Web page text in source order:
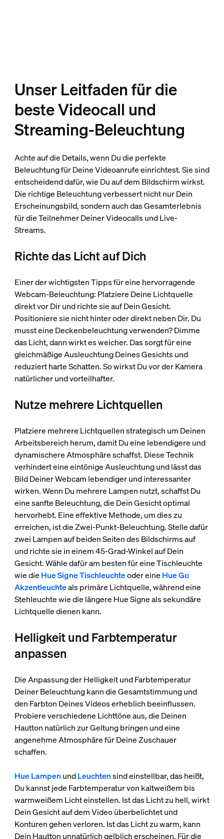
Unser Leitfaden für die
beste Videocall und
Streaming-Beleuchtung
Achte auf die Details, wenn Du die perfekte
Beleuchtung für Deine Videoanrufe einrichtest. Sie sind
entscheidend dafür, wie Du auf dem Bildschirm wirkst.
Die richtige Beleuchtung verbessert nicht nur Dein
Erscheinungsbild, sondern auch das Gesamterlebnis
für die Teilnehmer Deiner Videocalls und Live-
Streams.
Richte das Licht auf Dich
Einer der wichtigsten Tipps für eine hervorragende
Webcam-Beleuchtung: Platziere Deine Lichtquelle
direkt vor Dir und richte sie auf Dein Gesicht.
Positioniere sie nicht hinter oder direkt neben Dir. Du
musst eine Deckenbeleuchtung verwenden? Dimme
das Licht, dann wirkt es weicher. Das sorgt für eine
gleichmäßige Ausleuchtung Deines Gesichts und
reduziert harte Schatten. So wirkst Du vor der Kamera
natürlicher und vorteilhafter.
Nutze mehrere Lichtquellen
Platziere mehrere Lichtquellen strategisch um Deinen
Arbeitsbereich herum, damit Du eine lebendigere und
dynamischere Atmosphäre schaffst. Diese Technik
verhindert eine eintönige Ausleuchtung und lässt das
Bild Deiner Webcam lebendiger und interessanter
wirken. Wenn Du mehrere Lampen nutzt, schaffst Du
eine sanfte Beleuchtung, die Dein Gesicht optimal
hervorhebt. Eine effektive Methode, um dies zu
erreichen, ist die Zwei-Punkt-Beleuchtung. Stelle dafür
zwei Lampen auf beiden Seiten des Bildschirms auf
und richte sie in einem 45-Grad-Winkel auf Dein
Gesicht. Wähle dafür am besten für eine Tischleuchte
wie die Hue Signe Tischleuchteoder eine Hue Go
Akzentleuchteals primäre Lichtquelle, während eine
Stehleuchte wie die längere Hue Signe als sekundäre
Lichtquelle dienen kann.
Helligkeit und Farbtemperatur
anpassen
Die Anpassung der Helligkeit und Farbtemperatur
Deiner Beleuchtung kann die Gesamtstimmung und
den Farbton Deines Videos erheblich beeinflussen.
Probiere verschiedene Lichttöne aus, die Deinen
Hautton natürlich zur Geltung bringen und eine
angenehme Atmosphäre für Deine Zuschauer
schaffen.
Hue Lampen undLeuchtensind einstellbar, das heißt,
Du kannst jede Farbtemperatur von kaltweißem bis
warmweißem Licht einstellen. Ist das Licht zu hell, wirkt
Dein Gesicht auf dem Video überbelichtet und
Konturen gehen verloren. Ist das Licht zu warm, kann
Dein Hautton unnatürlich gelblich erscheinen. Für die